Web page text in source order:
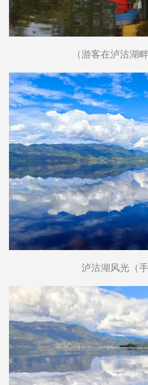
（游客在泸沽湖
泸沽湖风光（手